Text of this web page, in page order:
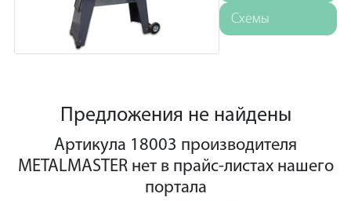
Схемы
Предложения не найдены
Артикула 18003 производителя
METALMASTER нет в прайс-листах нашего
портала